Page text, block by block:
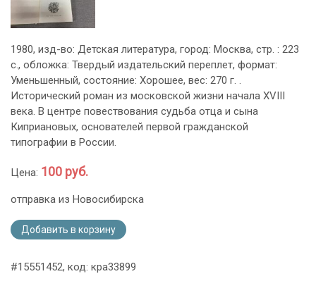
1980, изд-во: Детская литература, город: Москва, стр. : 223
с., обложка: Твердый издательский переплет, формат:
Уменьшенный, состояние: Хорошее, вес: 270 г. .
Исторический роман из московской жизни начала XVIII
века. В центре повествования судьба отца и сына
Киприановых, основателей первой гражданской
типографии в России.
Цена: 100 руб.
отправка из Новосибирска
Добавить в корзину
#15551452, код: кра33899